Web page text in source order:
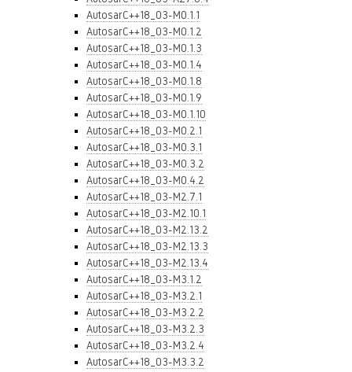
AutosarC++18_03-M0.1.1
AutosarC++18_03-M0.1.2
AutosarC++18_03-M0.1.3
AutosarC++18_03-M0.1.4
AutosarC++18_03-M0.1.8
AutosarC++18_03-M0.1.9
AutosarC++18_03-M0.1.10
AutosarC++18_03-M0.2.1
AutosarC++18_03-M0.3.1
AutosarC++18_03-M0.3.2
AutosarC++18_03-M0.4.2
AutosarC++18_03-M2.7.1
AutosarC++18_03-M2.10.1
AutosarC++18_03-M2.13.2
AutosarC++18_03-M2.13.3
AutosarC++18_03-M2.13.4
AutosarC++18_03-M3.1.2
AutosarC++18_03-M3.2.1
AutosarC++18_03-M3.2.2
AutosarC++18_03-M3.2.3
AutosarC++18_03-M3.2.4
AutosarC++18_03-M3.3.2